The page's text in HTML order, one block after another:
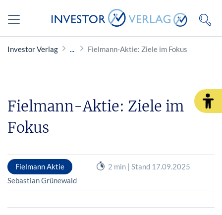
Investor Verlag Fielmann-Aktie: Ziele im Fokus
Fielmann-Aktie: Ziele im
Fokus
Fielmann Aktie
2 min | Stand 17.09.2025
Sebastian Grünewald